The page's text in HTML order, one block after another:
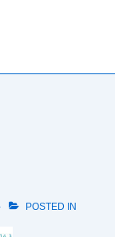
POSTED IN